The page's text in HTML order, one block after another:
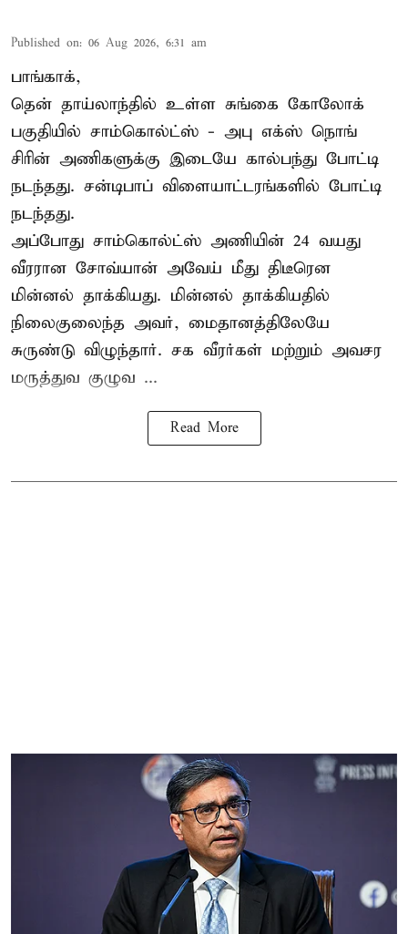
Published on: 06 Aug 2026, 6:31 am
பாங்காக்,
தென் தாய்லாந்தில் உள்ள சுங்கை கோலோக்
பகுதியில் சாம்கொல்ட்ஸ் - அபு எக்ஸ் நொங்
சிரின் அணிகளுக்கு இடையே கால்பந்து போட்டி
நடந்தது. சன்டிபாப் விளையாட்டரங்களில் போட்டி
நடந்தது.
அப்போது சாம்கொல்ட்ஸ் அணியின் 24 வயது
வீரரான சோவ்யான் அவேய் மீது திடீரென
மின்னல் தாக்கியது. மின்னல் தாக்கியதில்
நிலைகுலைந்த அவர், மைதானத்திலேயே
சுருண்டு விழுந்தார். சக வீரர்கள் மற்றும் அவசர
மருத்துவ குழுவ ...
Read More